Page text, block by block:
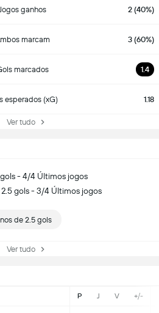
Jogos ganhos 2 (40%)
marcam 3 (60%)
marcados 1.4
esperados (xG) 1.18
Ver tudo
- 4/4 Últimos jogos
gols - 3/4 Últimos jogos
de 2.5 gols
Ver tudo
P J V +/-